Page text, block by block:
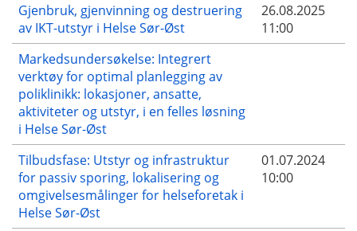
Gjenbruk, gjenvinning og destruering
av IKT-utstyr i Helse Sør-Øst
26.08.2025
11:00
Markedsundersøkelse: Integrert
verktøy for optimal planlegging av
poliklinikk: lokasjoner, ansatte,
aktiviteter og utstyr, i en felles løsning
i Helse Sør-Øst
Tilbudsfase: Utstyr og infrastruktur
for passiv sporing, lokalisering og
omgivelsesmålinger for helseforetak i
Helse Sør-Øst
01.07.2024
10:00